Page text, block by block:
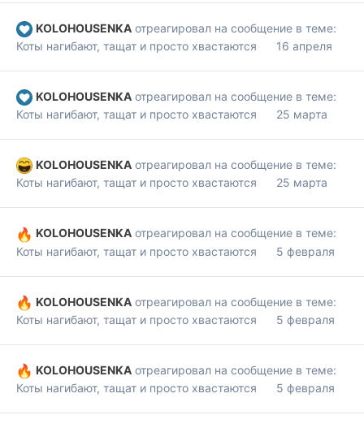
KOLOHOUSENKA отреагировал на сообщение в теме:
Коты нагибают, тащат и просто хвастаются
16 апреля
KOLOHOUSENKA отреагировал на сообщение в теме:
Коты нагибают, тащат и просто хвастаются
25 марта
KOLOHOUSENKA отреагировал на сообщение в теме:
Коты нагибают, тащат и просто хвастаются
25 марта
KOLOHOUSENKA отреагировал на сообщение в теме:
Коты нагибают, тащат и просто хвастаются
5 февраля
KOLOHOUSENKA отреагировал на сообщение в теме:
Коты нагибают, тащат и просто хвастаются
5 февраля
KOLOHOUSENKA отреагировал на сообщение в теме:
Коты нагибают, тащат и просто хвастаются
5 февраля